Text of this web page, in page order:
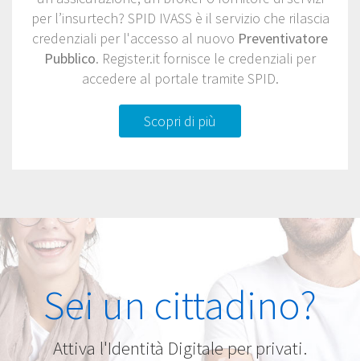
per l’insurtech? SPID IVASS è il servizio che rilascia
credenziali per l'accesso al nuovo Preventivatore
Pubblico. Register.it fornisce le credenziali per
accedere al portale tramite SPID.
Scopri di più
Sei un cittadino?
Attiva l'Identità Digitale per privati.